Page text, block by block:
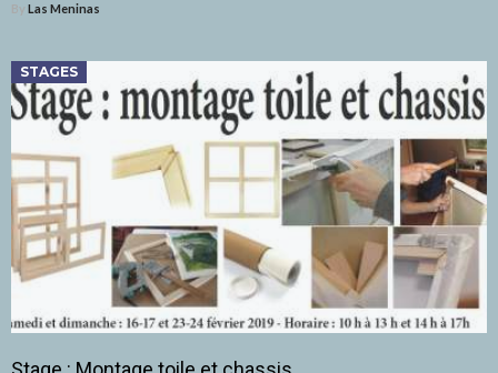
By Las Meninas
STAGES